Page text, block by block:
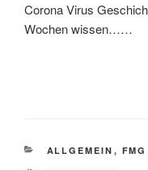
Corona Virus
Wochen wissen……
KATEGORIEN
ALLGEMEIN ,